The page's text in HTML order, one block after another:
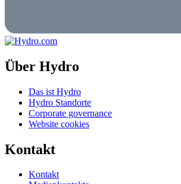
Über Hydro
Das ist Hydro
Hydro Standorte
Corporate governance
Website cookies
Kontakt
Kontakt